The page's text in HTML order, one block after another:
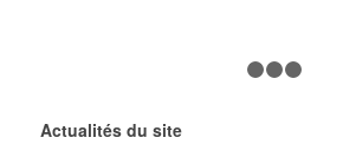
Actualités du site